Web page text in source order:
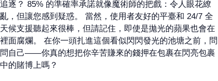
追逐？ 85% 的準確率承諾就像魔術師的把戲：令人眼花繚
亂，但讓您感到疑惑。 當然，使用者友好的平臺和 24/7 全
天候支援聽起來很棒，但請記住，即使是拋光的蘋果也會在
裡面腐爛。 在你一頭扎進這個看似閃閃發光的池塘之前，問
問自己——你真的想把你辛苦賺來的錢押在包裹在閃亮包裹
中的賭博上嗎？